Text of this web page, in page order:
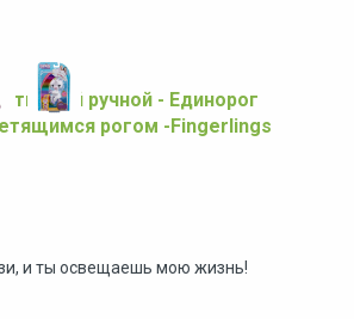
ручной - Единорог
рогом -Fingerlings
и ты освещаешь мою жизнь!